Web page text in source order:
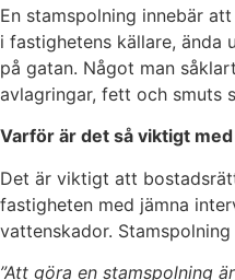
En stamspolning innebär
i fastighetens källare, ända
på gatan. Något man
avlagringar, fett och smuts
Varför är det så viktigt
Det är viktigt att
fastigheten med jämna
vattenskador.
”Att göra en stamspolning